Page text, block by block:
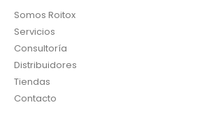
Somos Roitox
Servicios
Consultoría
Distribuidores
Tiendas
Contacto